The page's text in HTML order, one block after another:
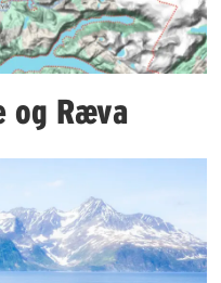
og Ræva